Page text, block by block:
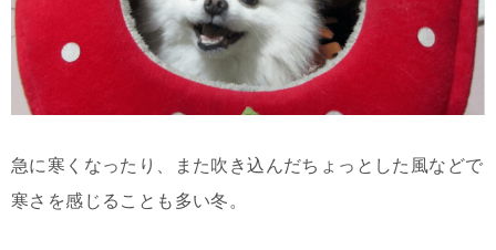
急に寒くなったり、また吹き込んだちょっとした風などで
寒さを感じることも多い冬。